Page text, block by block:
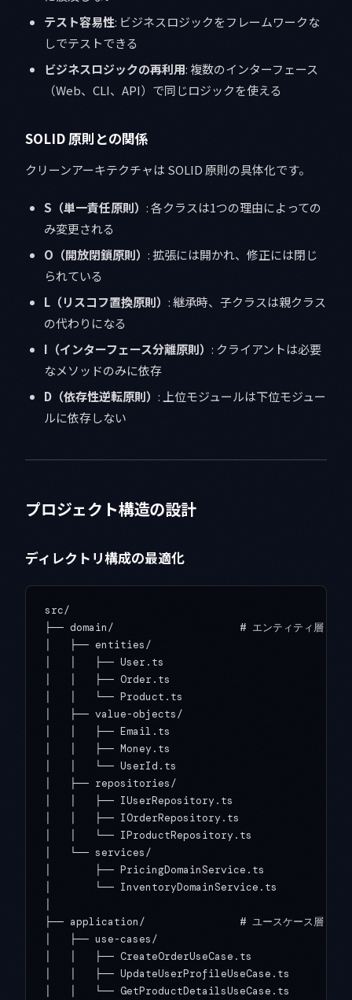
テスト容易性: ビジネスロジックをフレームワークな
しでテストできる
ビジネスロジックの再利用: 複数のインターフェース
（Web、CLI、API）で同じロジックを使える
SOLID 原則との関係
クリーンアーキテクチャは SOLID 原則の具体化です。
S（単一責任原則） : 各クラスは1つの理由によっての
み変更される
O（開放閉鎖原則） : 拡張には開かれ、修正には閉じ
られている
L（リスコフ置換原則） : 継承時、子クラスは親クラス
の代わりになる
I（インターフェース分離原則） : クライアントは必要
なメソッドのみに依存
D（依存性逆転原則） : 上位モジュールは下位モジュー
ルに依存しない
プロジェクト構造の設計
ディレクトリ構成の最適化
src/
├── domain/                    # エンティティ層
│   ├── entities/
│   │   ├── User.ts
│   │   ├── Order.ts
│   │   └── Product.ts
│   ├── value-objects/
│   │   ├── Email.ts
│   │   ├── Money.ts
│   │   └── UserId.ts
│   ├── repositories/
│   │   ├── IUserRepository.ts
│   │   ├── IOrderRepository.ts
│   │   └── IProductRepository.ts
│   └── services/
│       ├── PricingDomainService.ts
│       └── InventoryDomainService.ts
├── application/               # ユースケース層
│   ├── use-cases/
│   │   ├── CreateOrderUseCase.ts
│   │   ├── UpdateUserProfileUseCase.ts
│   │   └── GetProductDetailsUseCase.ts